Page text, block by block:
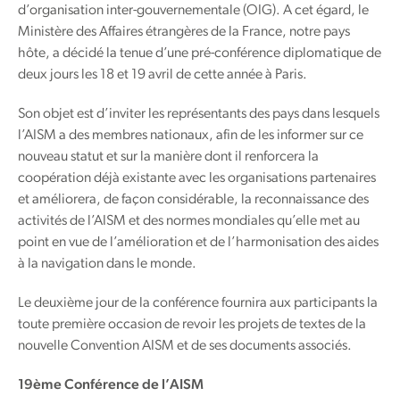
d’organisation inter-gouvernementale (OIG). A cet égard, le
Ministère des Affaires étrangères de la France, notre pays
hôte, a décidé la tenue d’une pré-conférence diplomatique de
deux jours les 18 et 19 avril de cette année à Paris.
Son objet est d’inviter les représentants des pays dans lesquels
l’AISM a des membres nationaux, afin de les informer sur ce
nouveau statut et sur la manière dont il renforcera la
coopération déjà existante avec les organisations partenaires
et améliorera, de façon considérable, la reconnaissance des
activités de l’AISM et des normes mondiales qu’elle met au
point en vue de l’amélioration et de l’harmonisation des aides
à la navigation dans le monde.
Le deuxième jour de la conférence fournira aux participants la
toute première occasion de revoir les projets de textes de la
nouvelle Convention AISM et de ses documents associés.
19ème Conférence de l’AISM